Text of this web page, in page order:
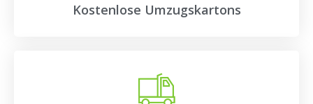
Kostenlose Umzugskartons